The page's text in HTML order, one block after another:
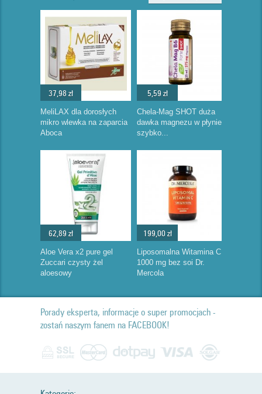
37,98 zł
MeliLAX dla dorosłych
mikro wlewka na zaparcia
Aboca
5,59 zł
Chela-Mag SHOT duża
dawka magnezu w płynie
szybko...
62,89 zł
Aloe Vera x2 pure gel
Zuccari czysty żel
aloesowy
199,00 zł
Liposomalna Witamina C
1000 mg bez soi Dr.
Mercola
Porady eksperta, informacje o super promocjach -
zostań naszym fanem na FACEBOOK!